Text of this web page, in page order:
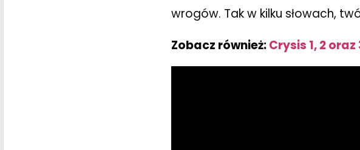
wrogów. Tak w kilku słowach,
Zobacz również:Crysis 1, 2